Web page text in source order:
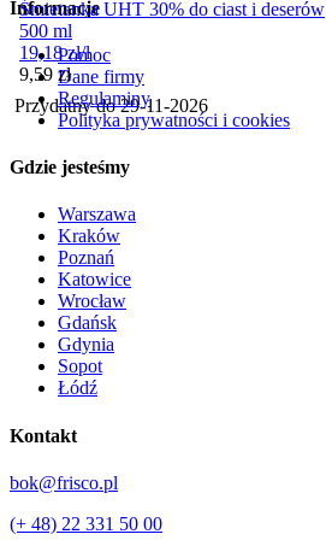
Śmietanka UHT 30% do ciast i deserów
500 ml
19,18 zł/l
Cena
9,59 zł
Przydatny do29-11-2026
Informacje
Pomoc
Dane firmy
Regulaminy
Polityka prywatności i cookies
Gdzie jesteśmy
Warszawa
Kraków
Poznań
Katowice
Wrocław
Gdańsk
Gdynia
Sopot
Łódź
Kontakt
bok@frisco.pl
(+ 48) 22 331 50 00